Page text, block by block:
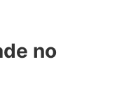
no